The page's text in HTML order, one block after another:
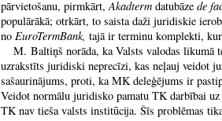
pārvietošanu, pirmkārt,Akadterm datubāze de
populārākā; otrkārt, to saista daži juridiskie
no EuroTermBank, tajā ir terminu komplekti,
M. Baltiņš norāda, ka Valsts valodas likumā
uzrakstīts juridiski neprecīzi, kas neļauj veidot
sašaurinājums, proti, ka MK deleģējums ir
Veidot normālu juridisko pamatu TK darbībai
TK nav tieša valsts institūcija. Šīs problēmas